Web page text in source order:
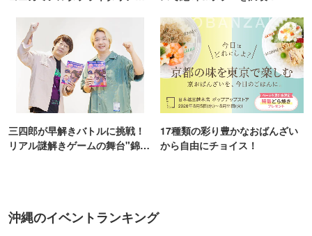
三四郎が早解きバトルに挑戦！
リアル謎解きゲームの舞台"錦糸
17種類の彩り豊かなおばんざい
から自由にチョイス！
沖縄のイベントランキング